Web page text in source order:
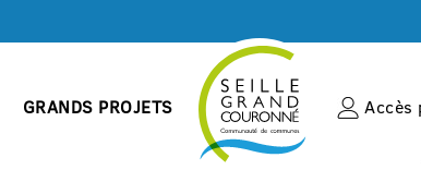
GRANDS PROJETS Accès